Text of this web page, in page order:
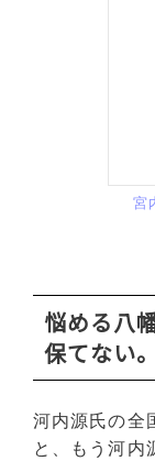
宮
悩める八
保てない。
河内源氏の全
と、もう河内